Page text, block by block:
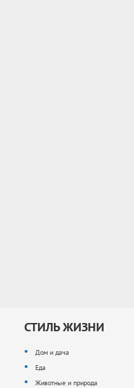
СТИЛЬ ЖИЗНИ
Дом и дача
Еда
Животные и природа